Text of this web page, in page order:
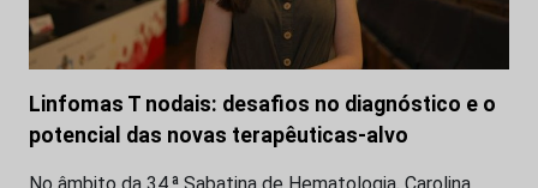
Linfomas T nodais: desafios no diagnóstico e o
potencial das novas terapêuticas-alvo